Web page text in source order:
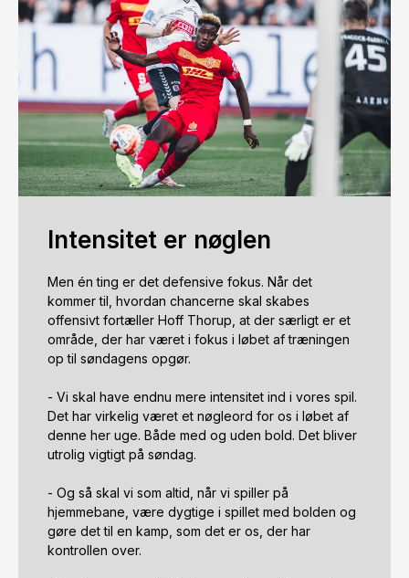
Intensitet er nøglen
Men én ting er det defensive fokus. Når det
kommer til, hvordan chancerne skal skabes
offensivt fortæller Hoff Thorup, at der særligt er et
område, der har været i fokus i løbet af træningen
op til søndagens opgør.
- Vi skal have endnu mere intensitet ind i vores spil.
Det har virkelig været et nøgleord for os i løbet af
denne her uge. Både med og uden bold. Det bliver
utrolig vigtigt på søndag.
- Og så skal vi som altid, når vi spiller på
hjemmebane, være dygtige i spillet med bolden og
gøre det til en kamp, som det er os, der har
kontrollen over.